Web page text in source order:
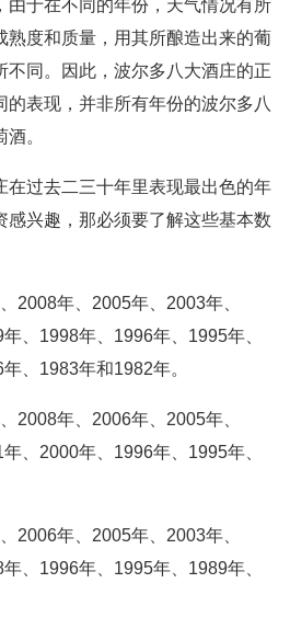
由于在不同的年份，天气情况有所
熟度和质量，用其所酿造出来的葡
不同。因此，波尔多八大酒庄的正
的表现，并非所有年份的波尔多八
。
在过去二三十年里表现最出色的年
感兴趣，那必须要了解这些基本数
2008年、2005年、2003年、
、1998年、1996年、1995年、
、1983年和1982年。
2008年、2006年、2005年、
、2000年、1996年、1995年、
2006年、2005年、2003年、
、1996年、1995年、1989年、